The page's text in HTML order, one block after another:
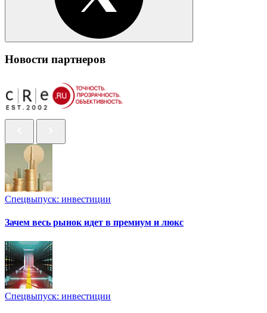
Новости партнеров
Спецвыпуск: инвестиции
Зачем весь рынок идет в премиум и люкс
Спецвыпуск: инвестиции